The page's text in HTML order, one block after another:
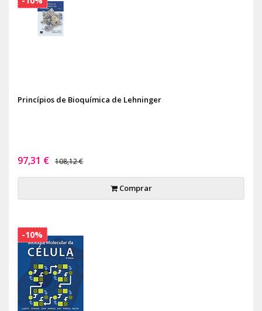
Princípios de Bioquímica de Lehninger
97,31 € 108,12 €
Comprar
-10%